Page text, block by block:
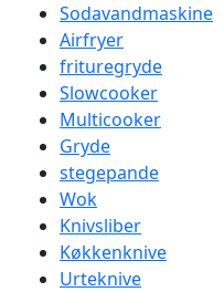
Sodavandmaskine
Airfryer
frituregryde
Slowcooker
Multicooker
Gryde
stegepande
Wok
Knivsliber
Køkkenknive
Urteknive